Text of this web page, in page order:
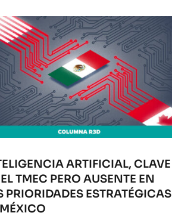
ARTIFICIAL, CLAVE
TMEC PERO AUSENTE EN
PRIORIDADES ESTRATÉGICAS